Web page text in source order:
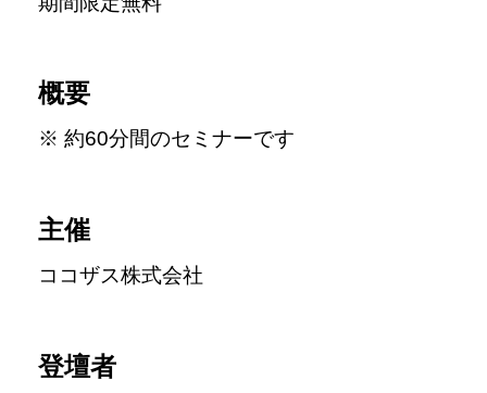
概要
※ 約60分間のセミナーです
主催
ココザス株式会社
登壇者